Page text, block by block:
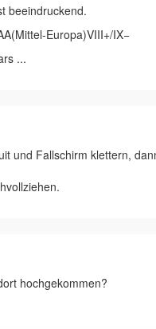
beeindruckend.
Europa)VIII+/IX−
...
und Fallschirm klettern,
hochgekommen?